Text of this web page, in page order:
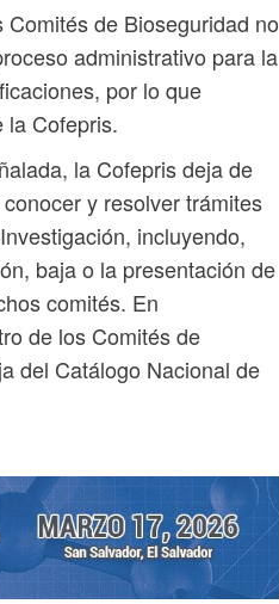
de Bioseguridad no
administrativo para la
por lo que
la Cofepris.
la Cofepris deja de
y resolver trámites
incluyendo,
baja o la presentación de
comités. En
de los Comités de
del Catálogo Nacional de